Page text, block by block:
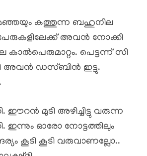
മഞ്ഞയും കത്തുന്ന ബഹുനില
പേരുകളിലേക്ക് അവൻ നോക്കി
കാൽപെരുമാറ്റം. പെട്ടന്ന് സി
അവൻ ഡസ്ബിൻ ഇട്ടു.
മുടി അഴിച്ചിട്ടു വരുന്ന
ഇന്നും ഓരോ നോട്ടത്തിലും
കൂടി കൂടി വരുവാണല്ലോ..